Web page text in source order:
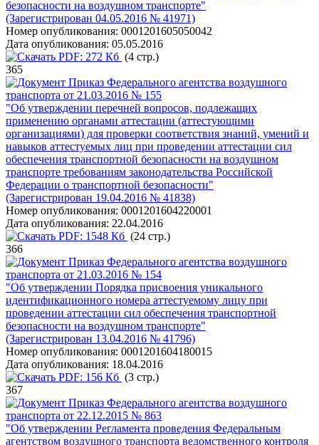
безопасности на воздушном транспорте"
(Зарегистрирован 04.05.2016 № 41971)
Номер опубликования: 0001201605050042
Дата опубликования: 05.05.2016
PDF: 272 Кб (4 стр.)
365
Приказ Федерального агентства воздушного
транспорта от 21.03.2016 № 155
"Об утверждении перечней вопросов, подлежащих
применению органами аттестации (аттестующими
организациями) для проверки соответствия знаний, умений и
навыков аттестуемых лиц при проведении аттестации сил
обеспечения транспортной безопасности на воздушном
транспорте требованиям законодательства Российской
Федерации о транспортной безопасности"
(Зарегистрирован 19.04.2016 № 41838)
Номер опубликования: 0001201604220001
Дата опубликования: 22.04.2016
PDF: 1548 Кб (24 стр.)
366
Приказ Федерального агентства воздушного
транспорта от 21.03.2016 № 154
"Об утверждении Порядка присвоения уникального
идентификационного номера аттестуемому лицу при
проведении аттестации сил обеспечения транспортной
безопасности на воздушном транспорте"
(Зарегистрирован 13.04.2016 № 41796)
Номер опубликования: 0001201604180015
Дата опубликования: 18.04.2016
PDF: 156 Кб (3 стр.)
367
Приказ Федерального агентства воздушного
транспорта от 22.12.2015 № 863
"Об утверждении Регламента проведения Федеральным
агентством воздушного транспорта ведомственного контроля